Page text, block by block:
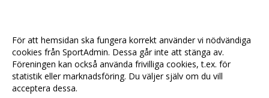
För att hemsidan ska fungera korrekt använder vi nödvändiga
cookies från SportAdmin. Dessa går inte att stänga av.
Föreningen kan också använda frivilliga cookies, t.ex. för
statistik eller marknadsföring. Du väljer själv om du vill
acceptera dessa.